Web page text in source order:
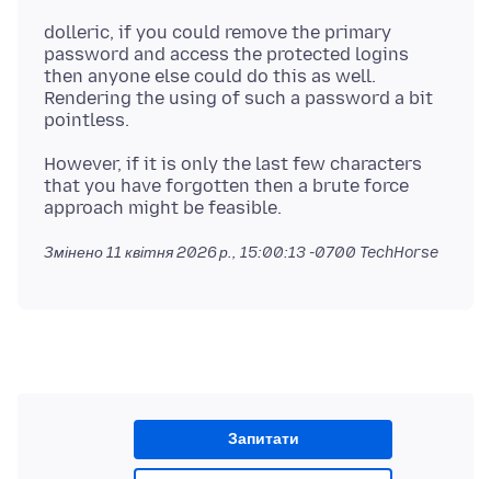
dolleric, if you could remove the primary
password and access the protected logins
then anyone else could do this as well.
Rendering the using of such a password a bit
However, if it is only the last few characters
that you have forgotten then a brute force
Змінено11 квітня 2026 р., 15:00:13 -0700 TechHorse
Запитати